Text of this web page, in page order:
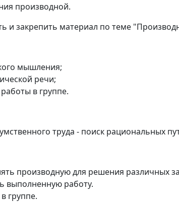
производной.
и закрепить материал по теме
мышления;
речи;
в группе.
труда - поиск рациональных
производную для решения различных
выполненную работу.
группе.